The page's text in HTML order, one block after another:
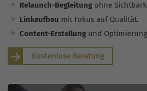
Relaunch-Begleitungohne
Linkaufbau mit Fokus auf Qualität.
Content-Erstellungund
Kostenlose Beratung